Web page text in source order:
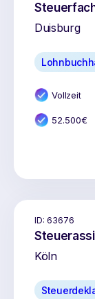
Duisburg
Vollzeit
52.500€
ID: 63676
Köln